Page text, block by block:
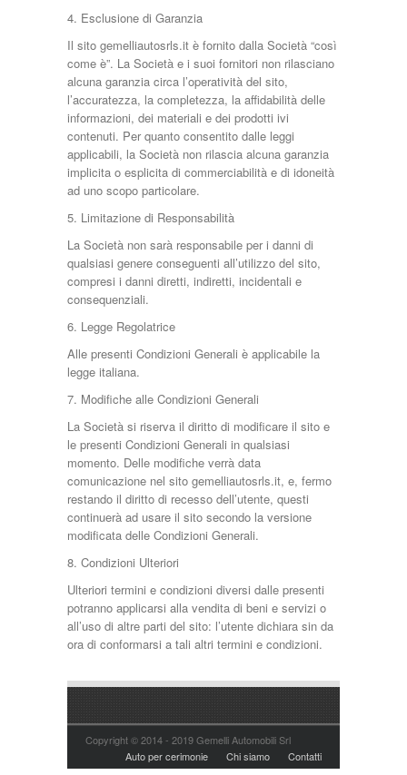
4. Esclusione di Garanzia
Il sito gemelliautosrls.it è fornito dalla Società “così
come è”. La Società e i suoi fornitori non rilasciano
alcuna garanzia circa l’operatività del sito,
l’accuratezza, la completezza, la affidabilità delle
informazioni, dei materiali e dei prodotti ivi
contenuti. Per quanto consentito dalle leggi
applicabili, la Società non rilascia alcuna garanzia
implicita o esplicita di commerciabilità e di idoneità
ad uno scopo particolare.
5. Limitazione di Responsabilità
La Società non sarà responsabile per i danni di
qualsiasi genere conseguenti all’utilizzo del sito,
compresi i danni diretti, indiretti, incidentali e
consequenziali.
6. Legge Regolatrice
Alle presenti Condizioni Generali è applicabile la
legge italiana.
7. Modifiche alle Condizioni Generali
La Società si riserva il diritto di modificare il sito e
le presenti Condizioni Generali in qualsiasi
momento. Delle modifiche verrà data
comunicazione nel sito gemelliautosrls.it, e, fermo
restando il diritto di recesso dell’utente, questi
continuerà ad usare il sito secondo la versione
modificata delle Condizioni Generali.
8. Condizioni Ulteriori
Ulteriori termini e condizioni diversi dalle presenti
potranno applicarsi alla vendita di beni e servizi o
all’uso di altre parti del sito: l’utente dichiara sin da
ora di conformarsi a tali altri termini e condizioni.
Copyright © 2014 - 2019 Gemelli Automobili Srl
Auto per cerimonie
Chi siamo Contatti